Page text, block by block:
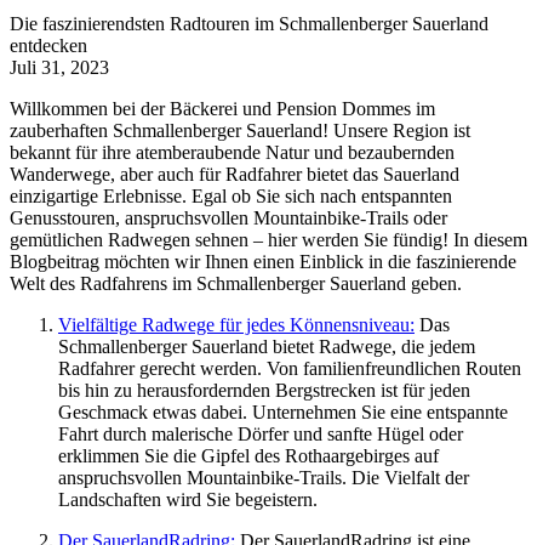
Die faszinierendsten Radtouren im Schmallenberger Sauerland
entdecken
Juli 31, 2023
Willkommen bei der Bäckerei und Pension Dommes im
zauberhaften Schmallenberger Sauerland! Unsere Region ist
bekannt für ihre atemberaubende Natur und bezaubernden
Wanderwege, aber auch für Radfahrer bietet das Sauerland
einzigartige Erlebnisse. Egal ob Sie sich nach entspannten
Genusstouren, anspruchsvollen Mountainbike-Trails oder
gemütlichen Radwegen sehnen – hier werden Sie fündig! In diesem
Blogbeitrag möchten wir Ihnen einen Einblick in die faszinierende
Welt des Radfahrens im Schmallenberger Sauerland geben.
Vielfältige Radwege für jedes Könnensniveau: Das
Schmallenberger Sauerland bietet Radwege, die jedem
Radfahrer gerecht werden. Von familienfreundlichen Routen
bis hin zu herausfordernden Bergstrecken ist für jeden
Geschmack etwas dabei. Unternehmen Sie eine entspannte
Fahrt durch malerische Dörfer und sanfte Hügel oder
erklimmen Sie die Gipfel des Rothaargebirges auf
anspruchsvollen Mountainbike-Trails. Die Vielfalt der
Landschaften wird Sie begeistern.